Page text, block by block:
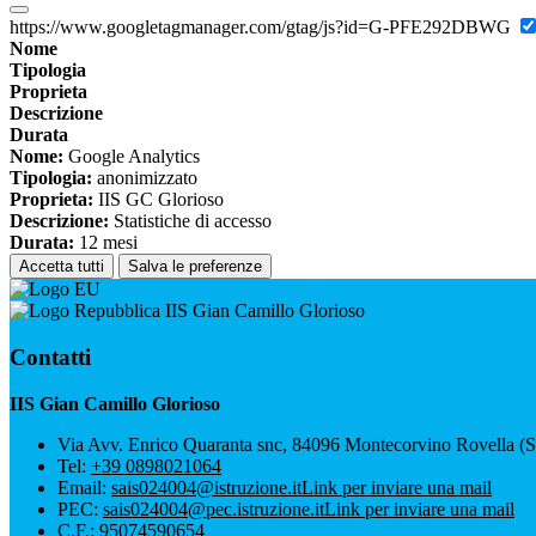
https://www.googletagmanager.com/gtag/js?id=G-PFE292DBWG
Nome
Tipologia
Proprieta
Descrizione
Durata
Nome: Google Analytics
Tipologia: anonimizzato
Proprieta: IIS GC Glorioso
Descrizione: Statistiche di accesso
Durata: 12 mesi
Accetta tutti Salva le preferenze
IIS Gian Camillo Glorioso
Contatti
IIS Gian Camillo Glorioso
Via Avv. Enrico Quaranta snc, 84096 Montecorvino Rovella
Tel: +39 0898021064
Email: sais024004@istruzione.itLink per inviare una mail
PEC: sais024004@pec.istruzione.itLink per inviare una mail
C.F.: 95074590654